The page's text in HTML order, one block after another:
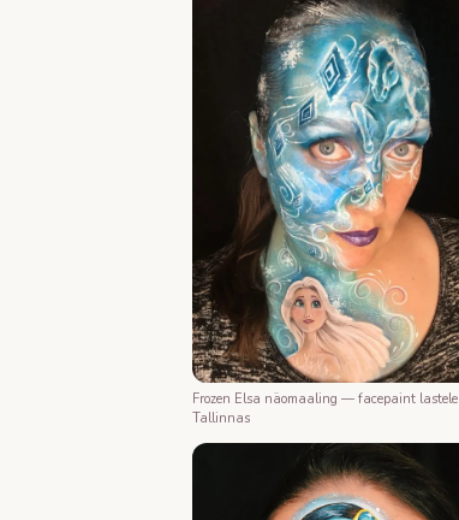
Frozen Elsa näomaaling — facepaint lastele
Tallinnas